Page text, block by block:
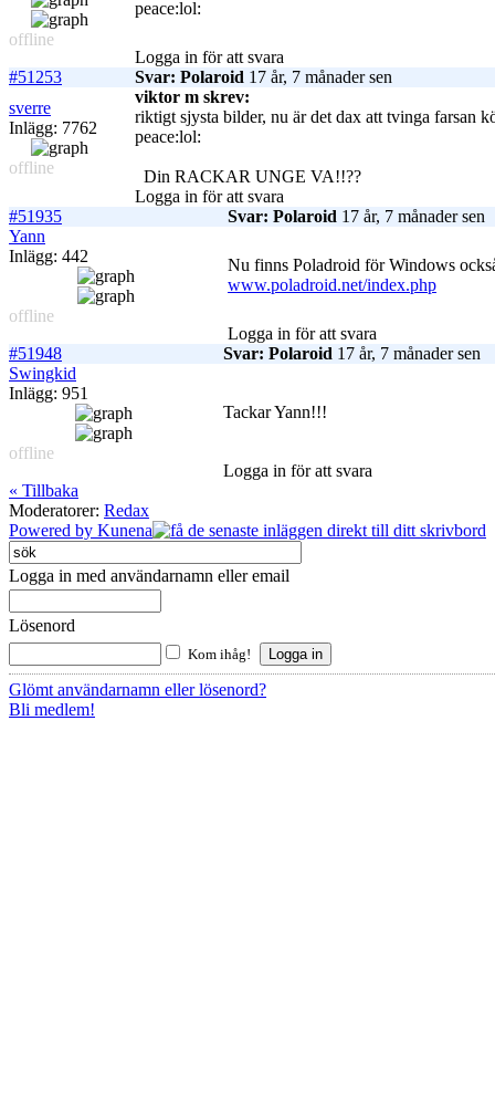
offline
peace:lol:
Logga in för att svara
#51253
Svar: Polaroid 17 år, 7 månader sen
sverre
Inlägg: 7762
offline
viktor m skrev:
riktigt sjysta bilder, nu är det dax att tvinga farsan
peace:lol:
Din RACKAR UNGE VA!!??
Logga in för att svara
#51935
Svar: Polaroid 17 år, 7 månader sen
Yann
Inlägg: 442
offline
Nu finns Poladroid för Windows
www.poladroid.net/index.php
Logga in för att svara
#51948
Svar: Polaroid 17 år, 7 månader sen
Swingkid
Inlägg: 951
offline
Tackar Yann!!!
Logga in för att svara
« Tillbaka
Moderatorer: Redax
Powered by Kunena
Logga in med användarnamn eller email
Lösenord
Kom ihåg!
Glömt användarnamn eller lösenord?
Bli medlem!